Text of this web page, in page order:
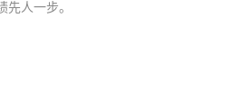
先人一步。